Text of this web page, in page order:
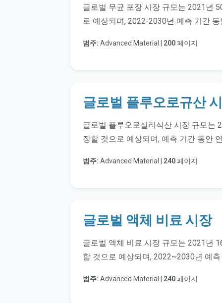
글로벌 무균 포장 시장 규모는 2021년
로 예상되며, 2022-2030년 예측 기간
범주: Advanced Material | 200페이지
글로벌 플루오로규산
글로벌 플루오로실리식산 시장 규모는
장할 것으로 예상되며, 예측 기간 동안
범주: Advanced Material | 240페이지
글로벌 액체 비료 시장
글로벌 액체 비료 시장 규모는 2021년
할 것으로 예상되며, 2022~2030년 예
범주: Advanced Material | 240페이지